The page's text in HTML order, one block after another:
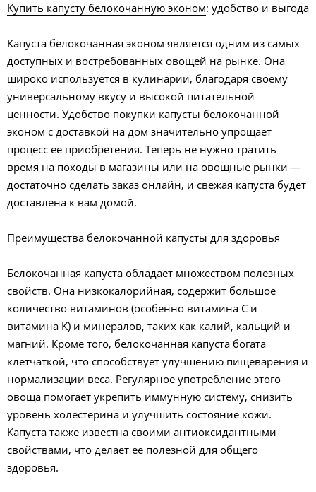
Купить капусту белокочанную эконом: удобство и выгода
Капуста белокочанная эконом является одним из самых
доступных и востребованных овощей на рынке. Она
широко используется в кулинарии, благодаря своему
универсальному вкусу и высокой питательной
ценности. Удобство покупки капусты белокочанной
эконом с доставкой на дом значительно упрощает
процесс ее приобретения. Теперь не нужно тратить
время на походы в магазины или на овощные рынки —
достаточно сделать заказ онлайн, и свежая капуста будет
доставлена к вам домой.
Преимущества белокочанной капусты для здоровья
Белокочанная капуста обладает множеством полезных
свойств. Она низкокалорийная, содержит большое
количество витаминов (особенно витамина C и
витамина K) и минералов, таких как калий, кальций и
магний. Кроме того, белокочанная капуста богата
клетчаткой, что способствует улучшению пищеварения и
нормализации веса. Регулярное употребление этого
овоща помогает укрепить иммунную систему, снизить
уровень холестерина и улучшить состояние кожи.
Капуста также известна своими антиоксидантными
свойствами, что делает ее полезной для общего
здоровья.